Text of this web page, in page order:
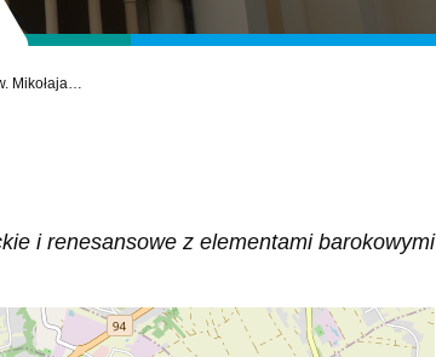
Kościół Rzymskokatolicki pw. św. Mikołaja w Kraczkowej
i renesansowe z elementami barokowymi